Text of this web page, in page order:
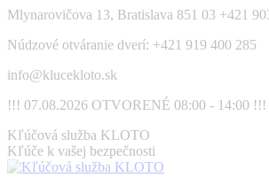
Skip
content
Mlynarovičova 13, Bratislava 851 03 +421
Núdzové otváranie dverí: +421 919 400 285
info@klucekloto.sk
!!! 07.08.2026 OTVORENÉ 08:00 - 14:00 !!!
Facebook
page
opens
Kľúčová služba KLOTO
Kľúče k vašej bezpečnosti